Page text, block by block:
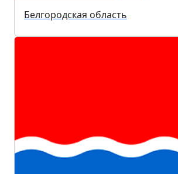
Белгородская область